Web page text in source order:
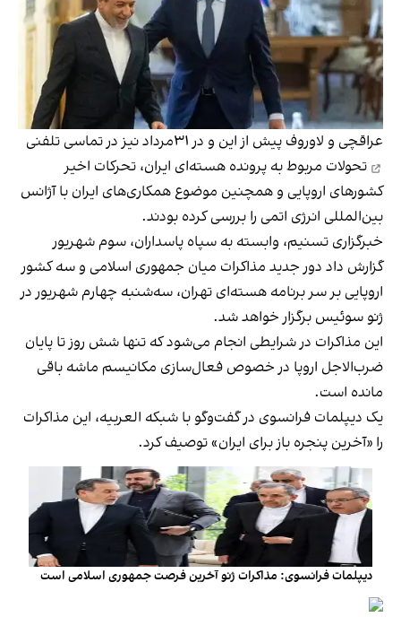
عراقچی و لاوروف پیش از این و در ۳۱مرداد نیز در
تماسی تلفنی
تحولات مربوط به پرونده هسته‌ای ایران، تحرکات اخیر
کشورهای اروپایی و همچنین موضوع همکاری‌های ایران با آژانس
بین‌المللی انرژی اتمی را بررسی کرده بودند.
خبرگزاری تسنیم، وابسته به سپاه پاسداران، سوم شهریور
گزارش داد دور جدید مذاکرات میان جمهوری اسلامی و سه کشور
اروپایی بر سر برنامه هسته‌ای تهران، سه‌شنبه چهارم شهریور در
ژنو سوئیس برگزار خواهد شد.
این مذاکرات در شرایطی انجام می‌شود که تنها شش روز تا پایان
ضرب‌الاجل اروپا در خصوص فعال‌سازی مکانیسم ماشه باقی
مانده است.
یک دیپلمات فرانسوی در گفت‌وگو با شبکه العربیه، این مذاکرات
را «آخرین پنجره باز برای ایران» توصیف کرد.
دیپلمات فرانسوی: مذاکرات ژنو آخرین فرصت جمهوری اسلامی است